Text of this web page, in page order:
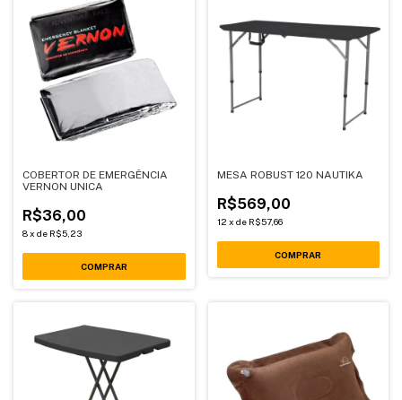
COBERTOR DE EMERGÊNCIA
VERNON UNICA
R$36,00
8x de R$5,23
MESA ROBUST 120 NAUTIKA
R$569,00
12 x de R$57,66